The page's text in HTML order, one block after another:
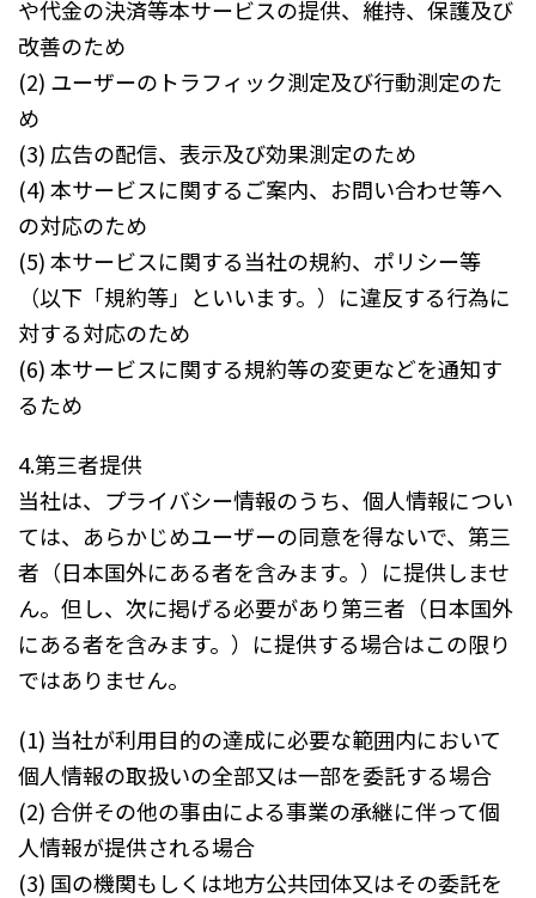
や代金の決済等本サービスの提供、維持、保護及び
改善のため
(2) ユーザーのトラフィック測定及び行動測定のた
め
(3) 広告の配信、表示及び効果測定のため
(4) 本サービスに関するご案内、お問い合わせ等へ
の対応のため
(5) 本サービスに関する当社の規約、ポリシー等
（以下「規約等」といいます。）に違反する行為に
対する対応のため
(6) 本サービスに関する規約等の変更などを通知す
るため
4.第三者提供
当社は、プライバシー情報のうち、個人情報につい
ては、あらかじめユーザーの同意を得ないで、第三
者（日本国外にある者を含みます。）に提供しませ
ん。但し、次に掲げる必要があり第三者（日本国外
にある者を含みます。）に提供する場合はこの限り
ではありません。
(1) 当社が利用目的の達成に必要な範囲内において
個人情報の取扱いの全部又は一部を委託する場合
(2) 合併その他の事由による事業の承継に伴って個
人情報が提供される場合
(3) 国の機関もしくは地方公共団体又はその委託を